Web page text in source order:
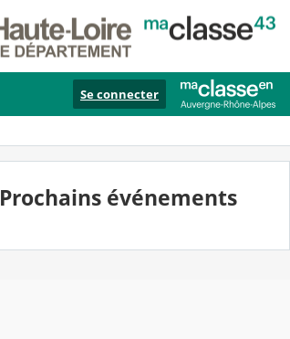
Se connecter
Prochains événements